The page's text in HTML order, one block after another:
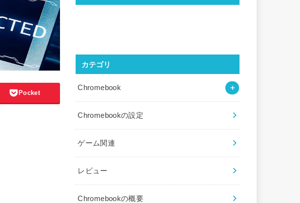
Pocket
カテゴリ
Chromebook
Chromebookの設定
ゲーム関連
レビュー
Chromebookの概要